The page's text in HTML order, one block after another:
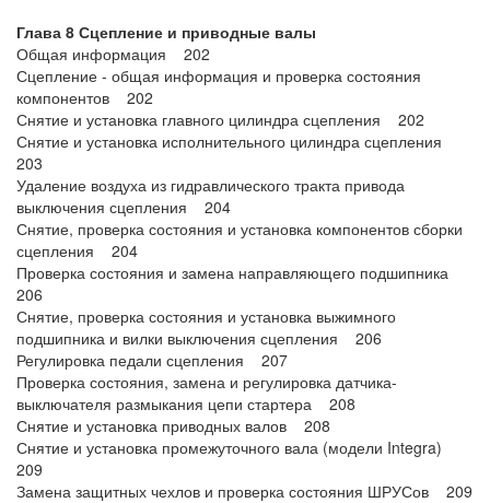
Глава 8 Сцепление и приводные валы
Общая информация 202
Сцепление - общая информация и проверка состояния
компонентов 202
Снятие и установка главного цилиндра сцепления 202
Снятие и установка исполнительного цилиндра сцепления
203
Удаление воздуха из гидравлического тракта привода
выключения сцепления 204
Снятие, проверка состояния и установка компонентов сборки
сцепления 204
Проверка состояния и замена направляющего подшипника
206
Снятие, проверка состояния и установка выжимного
подшипника и вилки выключения сцепления 206
Регулировка педали сцепления 207
Проверка состояния, замена и регулировка датчика-
выключателя размыкания цепи стартера 208
Снятие и установка приводных валов 208
Снятие и установка промежуточного вала (модели Integra)
209
Замена защитных чехлов и проверка состояния ШРУСов 209